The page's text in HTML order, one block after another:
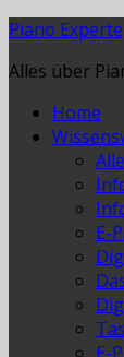
Piano Experte
Alles über
Home
E-